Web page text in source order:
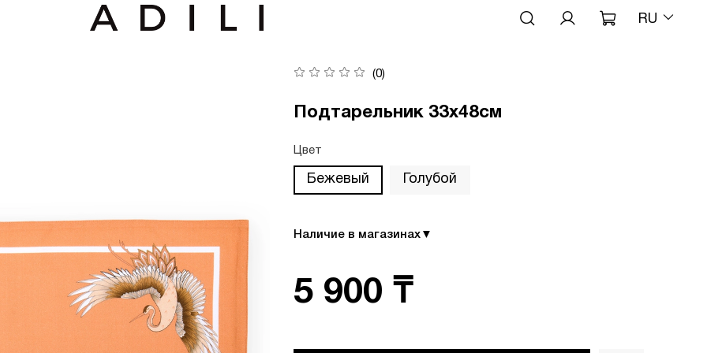
RU
(0)
Подтарельник 33х48см
Цвет
Бежевый Голубой
Наличие в магазинах ▼
5 900 ₸